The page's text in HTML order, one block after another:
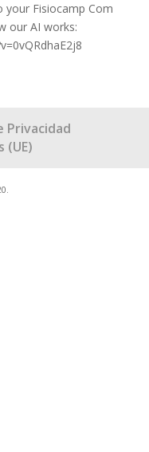
your Fisiocamp Com
our AI works:
Privacidad
(UE)